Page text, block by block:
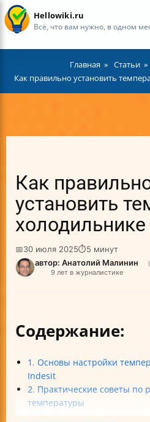
Hellowiki.ru
Всё, что вам нужно, в одном
Главная Статьи
Как правильно установить
Как
установить
📅30 июля 2025⏱5 минут
автор: Анатолий Малинин
9 лет в журналистике
Содержание:
1. Основы настройки
Indesit
2. Практические советы по
температуры